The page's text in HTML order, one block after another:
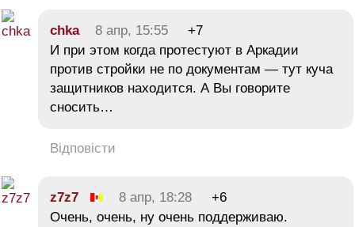
chka 8 апр, 15:55
+7
И при этом когда протестуют в Аркадии
против стройки не по документам — тут куча
защитников находится. А Вы говорите
сносить…
Відповісти
z7z7 8 апр, 18:28
+6
Очень, очень, ну очень поддерживаю.